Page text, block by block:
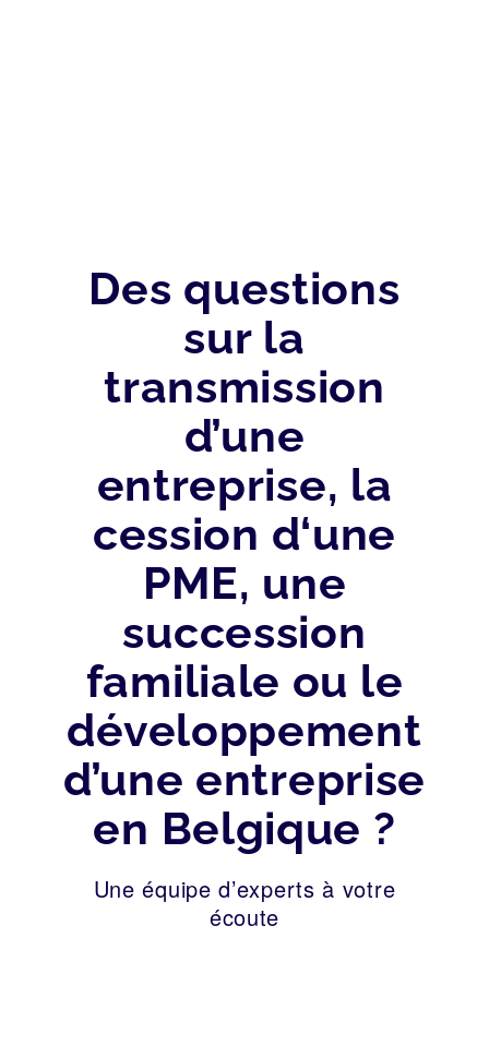
Des questions
sur la
transmission
d’une
entreprise, la
cession d‘une
PME, une
succession
familiale ou le
développement
d’une entreprise
en Belgique ?
Une équipe d’experts à votre
écoute